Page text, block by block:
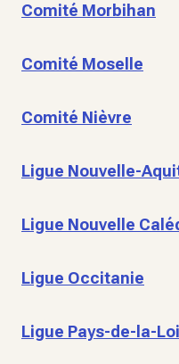
Comité Morbihan
Comité Moselle
Comité Nièvre
Ligue Nouvelle-
Ligue Nouvelle
Ligue Occitanie
Ligue Pays-de-la-